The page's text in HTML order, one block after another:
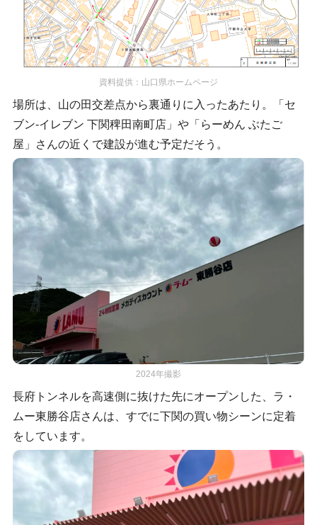
資料提供：山口県ホームページ
場所は、山の田交差点から裏通りに入ったあたり。「セ
ブン-イレブン 下関稗田南町店」や「らーめん ぶたご
屋」さんの近くで建設が進む予定だそう。
2024年撮影
長府トンネルを高速側に抜けた先にオープンした、ラ・
ムー東勝谷店さんは、すでに下関の買い物シーンに定着
をしています。